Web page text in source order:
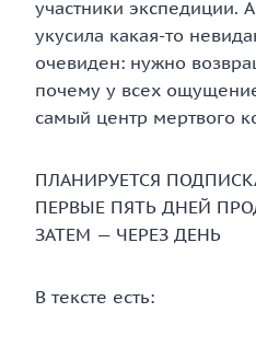
участники экспедиции.
укусила какая-то
очевиден: нужно
почему у всех
самый центр мертвого
ПЛАНИРУЕТСЯ
ПЕРВЫЕ ПЯТЬ ДНЕЙ
ЗАТЕМ — ЧЕРЕЗ ДЕНЬ
В тексте есть: